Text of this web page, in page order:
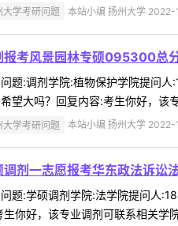
大学考研问题 本站小编 扬州大学
报考风景园林专硕095300总
题:调剂学院:植物保护学院提问
望大吗？回复内容:考生你好，该
大学考研问题 本站小编 扬州大学
调剂一志愿报考华东政法诉讼
题:学硕调剂学院:法学院提问人
生你好，该专业调剂可联系相关学